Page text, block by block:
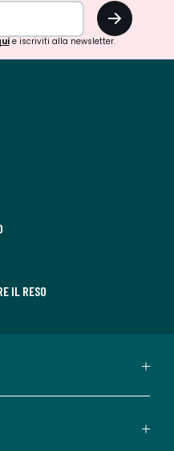
OK
e iscriviti alla newsletter.
IL RESO